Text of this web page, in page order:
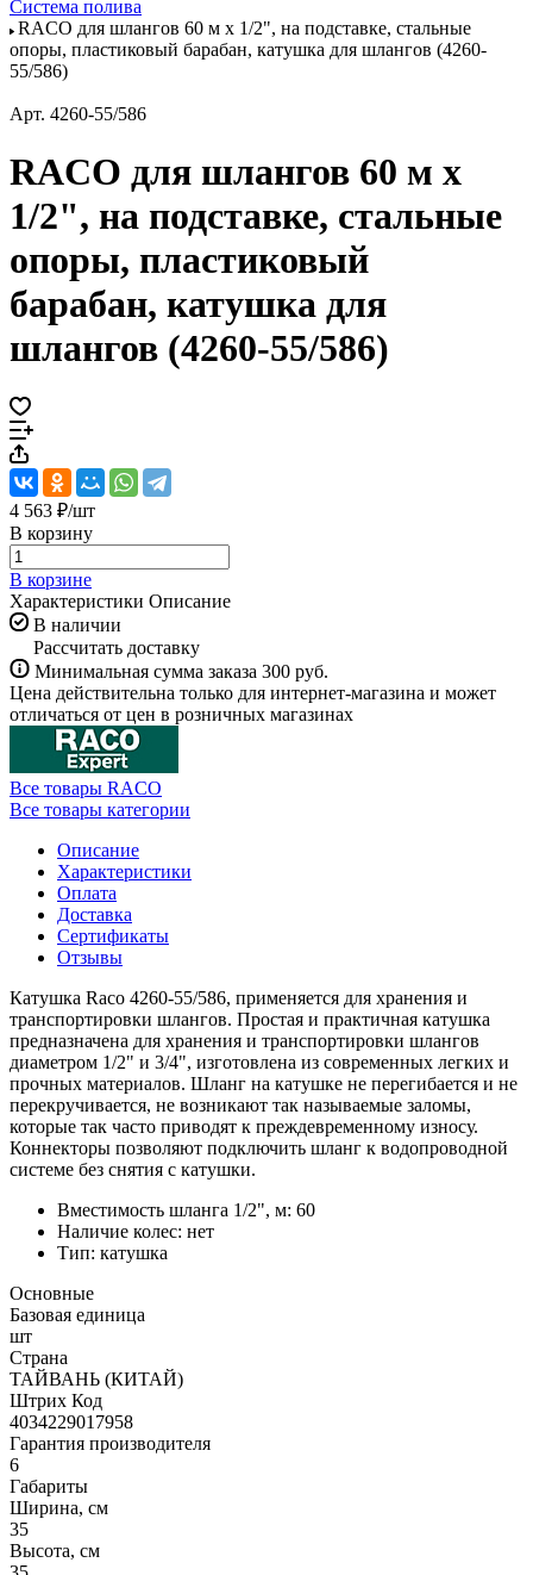
Система полива
RACO для шлангов 60 м х 1/2", на подставке, стальные
опоры, пластиковый барабан, катушка для шлангов (4260-
55/586)
Арт. 4260-55/586
RACO для шлангов 60 м х
1/2", на подставке, стальные
опоры, пластиковый
барабан, катушка для
шлангов (4260-55/586)
4 563 ₽/шт
В корзину
В корзине
Характеристики Описание
В наличии
Рассчитать доставку
Минимальная сумма заказа 300 руб.
Цена действительна только для интернет-магазина и может
отличаться от цен в розничных магазинах
Все товары RACO
Все товары категории
Описание
Характеристики
Оплата
Доставка
Сертификаты
Отзывы
Катушка Raco 4260-55/586, применяется для хранения и
транспортировки шлангов. Простая и практичная катушка
предназначена для хранения и транспортировки шлангов
диаметром 1/2" и 3/4", изготовлена из современных легких и
прочных материалов. Шланг на катушке не перегибается и не
перекручивается, не возникают так называемые заломы,
которые так часто приводят к преждевременному износу.
Коннекторы позволяют подключить шланг к водопроводной
системе без снятия с катушки.
Вместимость шланга 1/2", м: 60
Наличие колес: нет
Тип: катушка
Основные
Базовая единица
шт
Страна
ТАЙВАНЬ (КИТАЙ)
Штрих Код
4034229017958
Гарантия производителя
6
Габариты
Ширина, см
35
Высота, см